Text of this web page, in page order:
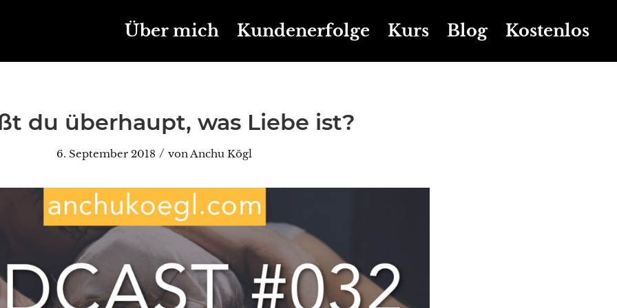
Über mich Kundenerfolge Kurs Blog Kostenlos
du überhaupt, was Liebe ist?
6. September 2018 / vonAnchu Kögl